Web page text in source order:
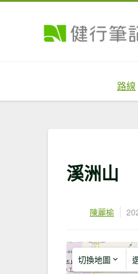
路線
溪洲山
陳麗榆
切換地圖